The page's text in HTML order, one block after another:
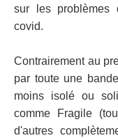
sur les problèmes
covid.
Contrairement au
par toute une
moins isolé ou
comme Fragile
d'autres